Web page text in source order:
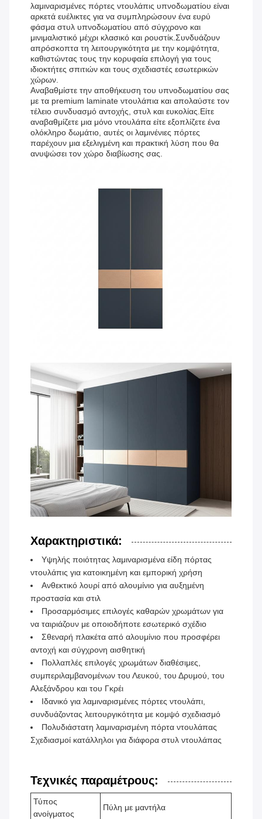
λαμιναρισμένες πόρτες ντουλάπις υπνοδωματίου είναι
αρκετά ευέλικτες για να συμπληρώσουν ένα ευρύ
φάσμα στυλ υπνοδωματίου από σύγχρονο και
μινιμαλιστικό μέχρι κλασικό και ρουστίκ.Συνδυάζουν
απρόσκοπτα τη λειτουργικότητα με την κομψότητα,
καθιστώντας τους την κορυφαία επιλογή για τους
ιδιοκτήτες σπιτιών και τους σχεδιαστές εσωτερικών
χώρων.
Αναβαθμίστε την αποθήκευση του υπνοδωματίου σας
με τα premium laminate ντουλάπια και απολαύστε τον
τέλειο συνδυασμό αντοχής, στυλ και ευκολίας.Είτε
αναβαθμίζετε μια μόνο ντουλάπα είτε εξοπλίζετε ένα
ολόκληρο δωμάτιο, αυτές οι λαμινένιες πόρτες
παρέχουν μια εξελιγμένη και πρακτική λύση που θα
ανυψώσει τον χώρο διαβίωσης σας.
Χαρακτηριστικά:
Υψηλής ποιότητας λαμιναρισμένα είδη πόρτας
ντουλάπις για κατοικημένη και εμπορική χρήση
Ανθεκτικό λουρί από αλουμίνιο για αυξημένη
προστασία και στιλ
Προσαρμόσιμες επιλογές καθαρών χρωμάτων για
να ταιριάζουν με οποιοδήποτε εσωτερικό σχέδιο
Σθεναρή πλακέτα από αλουμίνιο που προσφέρει
αντοχή και σύγχρονη αισθητική
Πολλαπλές επιλογές χρωμάτων διαθέσιμες,
συμπεριλαμβανομένων του Λευκού, του Δρυμού, του
Αλεξάνδρου και του Γκρέι
Ιδανικό για λαμιναρισμένες πόρτες ντουλάπι,
συνδυάζοντας λειτουργικότητα με κομψό σχεδιασμό
Πολυδιάστατη λαμιναρισμένη πόρτα ντουλάπας
Σχεδιασμοί κατάλληλοι για διάφορα στυλ ντουλάπας
Τεχνικές παραμέτρους:
Τύπος
ανοίγματος
Πύλη με μαντήλα